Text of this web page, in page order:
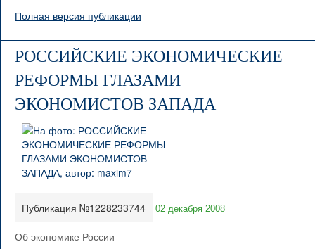
Полная версия публикации
РОССИЙСКИЕ ЭКОНОМИЧЕСКИЕ
РЕФОРМЫ ГЛАЗАМИ
ЭКОНОМИСТОВ ЗАПАДА
Публикация №1228233744 02 декабря 2008
Об экономике России